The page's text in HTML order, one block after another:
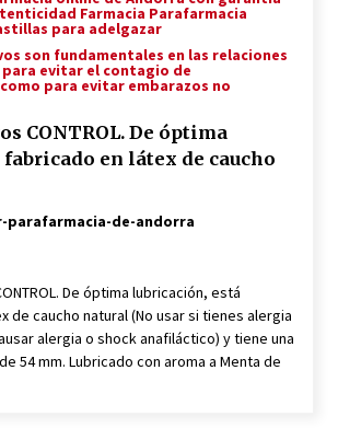
Farmacia Parafarmacia
para adelgazar
son fundamentales en las relaciones
evitar el contagio de
para evitar embarazos no
CONTROL. De óptima
en látex de caucho
parafarmacia-de-andorra
De óptima lubricación, está
de caucho natural (No usar si tienes alergia
alergia o shock anafiláctico) y tiene una
54 mm. Lubricado con aroma a Menta de